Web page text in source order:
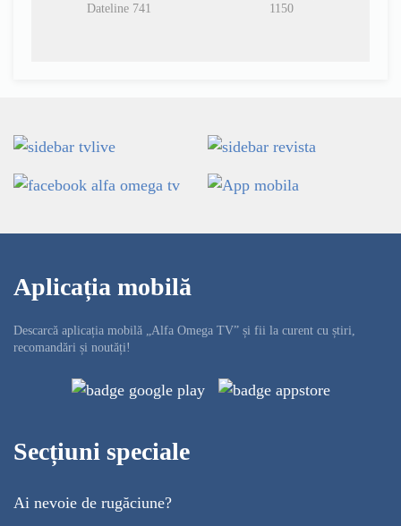
Dateline 741
1150
Aplicația mobilă
Descarcă aplicația mobilă „Alfa Omega TV” și fii la curent cu știri,
recomandări și noutăți!
Secțiuni speciale
Ai nevoie de rugăciune?